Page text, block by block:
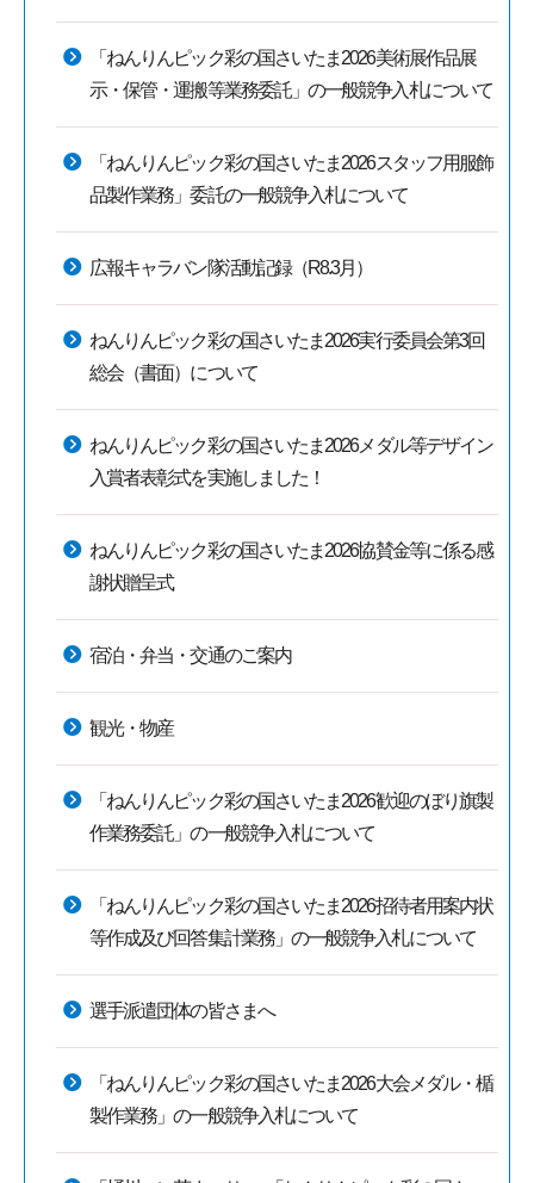
「ねんりんピック彩の国さいたま2026美術展作品展
示・保管・運搬等業務委託」の一般競争入札について
「ねんりんピック彩の国さいたま2026スタッフ用服飾
品製作業務」委託の一般競争入札について
広報キャラバン隊活動記録（R8.3月）
ねんりんピック彩の国さいたま2026実行委員会第3回
総会（書面）について
ねんりんピック彩の国さいたま2026メダル等デザイン
入賞者表彰式を実施しました！
ねんりんピック彩の国さいたま2026協賛金等に係る感
謝状贈呈式
宿泊・弁当・交通のご案内
観光・物産
「ねんりんピック彩の国さいたま2026歓迎のぼり旗製
作業務委託」の一般競争入札について
「ねんりんピック彩の国さいたま2026招待者用案内状
等作成及び回答集計業務」の一般競争入札について
選手派遣団体の皆さまへ
「ねんりんピック彩の国さいたま2026大会メダル・楯
製作業務」の一般競争入札について